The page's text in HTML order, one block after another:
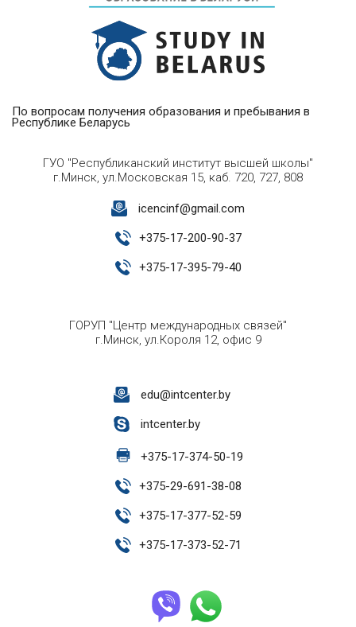
По вопросам получения образования и пребывания в
Республике Беларусь
ГУО "Республиканский институт высшей школы"
г.Минск, ул.Московская 15, каб. 720, 727, 808
icencinf@gmail.com
+375-17-200-90-37
+375-17-395-79-40
ГОРУП "Центр международных связей"
г.Минск, ул.Короля 12, офис 9
edu@intcenter.by
intcenter.by
+375-17-374-50-19
+375-29-691-38-08
+375-17-377-52-59
+375-17-373-52-71